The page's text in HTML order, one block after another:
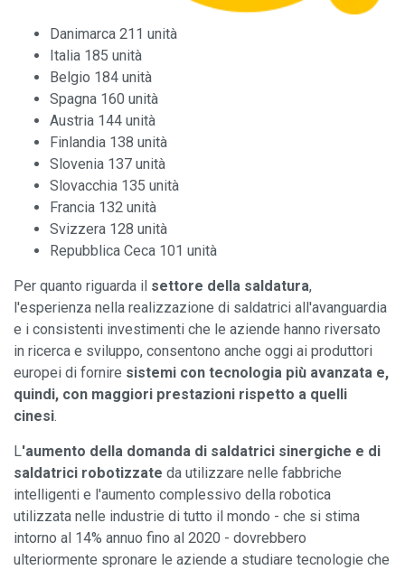
Danimarca 211 unità
Italia 185 unità
Belgio 184 unità
Spagna 160 unità
Austria 144 unità
Finlandia 138 unità
Slovenia 137 unità
Slovacchia 135 unità
Francia 132 unità
Svizzera 128 unità
Repubblica Ceca 101 unità
Per quanto riguarda il settore della saldatura,
l'esperienza nella realizzazione di saldatrici all'avanguardia
e i consistenti investimenti che le aziende hanno riversato
in ricerca e sviluppo, consentono anche oggi ai produttori
europei di fornire sistemi con tecnologia più avanzata e,
quindi, con maggiori prestazioni rispetto a quelli
cinesi.
L'aumento della domanda di saldatrici sinergiche e di
saldatrici robotizzate da utilizzare nelle fabbriche
intelligenti e l'aumento complessivo della robotica
utilizzata nelle industrie di tutto il mondo - che si stima
intorno al 14% annuo fino al 2020 - dovrebbero
ulteriormente spronare le aziende a studiare tecnologie che